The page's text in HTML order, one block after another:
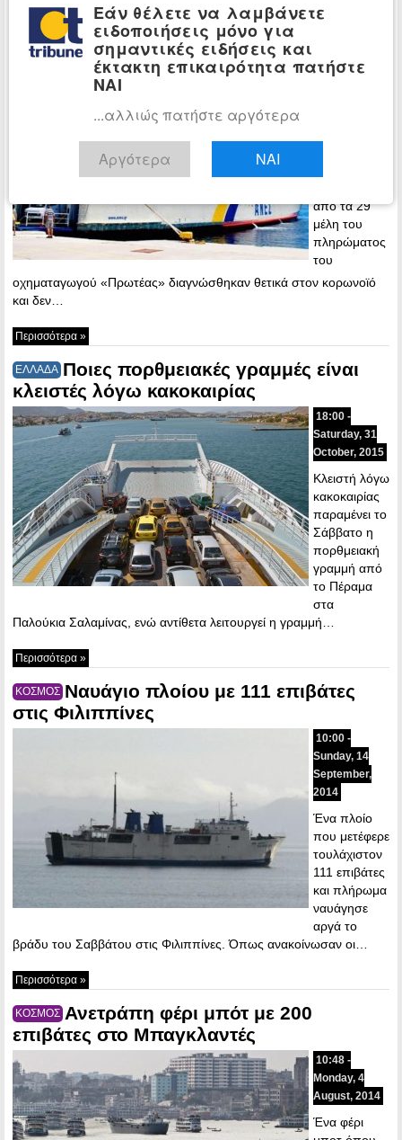
ΕΛΛΑΔΑ
Με κορωνοϊό τα επτά από τα 29
μέλη του πληρώματος του «Πρωτέας» –
Δεν έγινε το δρομολόγιο προς Σποράδες
από τα 29
μέλη του
πληρώματος
του
οχηματαγωγού «Πρωτέας» διαγνώσθηκαν θετικά στον κορωνοϊό
και δεν…
Περισσότερα »
ΕΛΛΑΔΑ Ποιες πορθμειακές γραμμές είναι
κλειστές λόγω κακοκαιρίας
18:00 -
Saturday, 31
October, 2015
Κλειστή λόγω
κακοκαιρίας
παραμένει το
Σάββατο η
πορθμειακή
γραμμή από
το Πέραμα
στα
Παλούκια Σαλαμίνας, ενώ αντίθετα λειτουργεί η γραμμή…
Περισσότερα »
ΚΟΣΜΟΣ Ναυάγιο πλοίου με 111 επιβάτες
στις Φιλιππίνες
10:00 -
Sunday, 14
September,
2014
Ένα πλοίο
που μετέφερε
τουλάχιστον
111 επιβάτες
και πλήρωμα
ναυάγησε
αργά το
βράδυ του Σαββάτου στις Φιλιππίνες. Όπως ανακοίνωσαν οι…
Περισσότερα »
ΚΟΣΜΟΣ Ανετράπη φέρι μπότ με 200
επιβάτες στο Μπαγκλαντές
10:48 -
Monday, 4
August, 2014
Ένα φέρι
Εάν θέλετε να λαμβάνετε
ειδοποιήσεις μόνο για
σημαντικές ειδήσεις και
έκτακτη επικαιρότητα πατήστε
ΝΑΙ
...αλλιώς πατήστε αργότερα
Αργότερα ΝΑΙ